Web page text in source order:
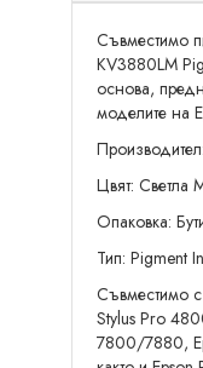
Съвместимо
KV3880LM
основа,
моделите на
Цвят: Светла
Опаковка:
Тип: Pigment
Съвместимо
Stylus Pro
7800/7880,